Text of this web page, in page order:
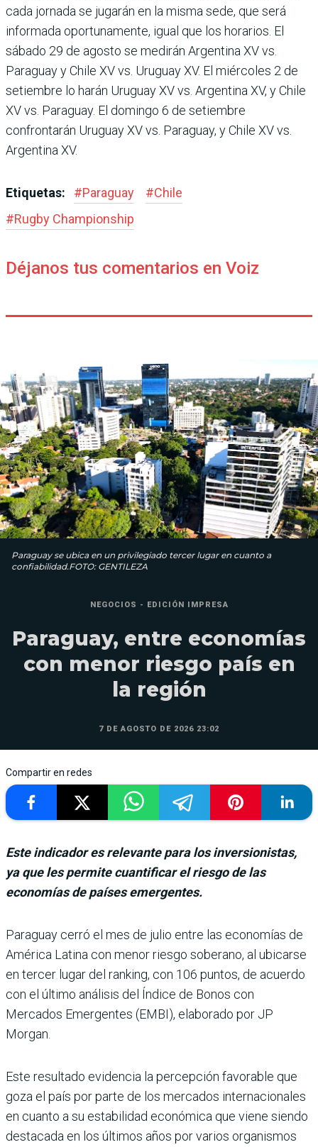
cada jornada se jugarán en la misma sede, que será
infor­mada oportunamente, igual que los horarios. El
sábado 29 de agosto se medirán Argen­tina XV vs.
Paraguay y Chile XV vs. Uruguay XV. El miér­coles 2 de
setiembre lo harán Uruguay XV vs. Argentina XV, y Chile
XV vs. Paraguay. El domingo 6 de setiembre
confrontarán Uruguay XV vs. Paraguay, y Chile XV vs.
Argentina XV.
Etiquetas: #Paraguay #Chile
#Rugby Champions­hip
Déjanos tus comentarios en Voiz
Paraguay se ubica en un privilegiado tercer lugar en cuanto a
confiabilidad.FOTO: GENTILEZA
NEGOCIOS - EDICIÓN IMPRESA
Paraguay, entre economías
con menor riesgo país en
la región
7 DE AGOSTO DE 2026 23:02
Compartir en redes
Este indicador es relevante para los inversionistas,
ya que les permite cuantificar el riesgo de las
economías de países emergentes.
Paraguay cerró el mes de julio entre las eco­nomías de
América Latina con menor riesgo soberano, al ubicarse
en ter­cer lugar del ranking, con 106 puntos, de acuerdo
con el último análisis del Índice de Bonos con
Mercados Emer­gentes (EMBI), elaborado por JP
Morgan.
Este resultado evidencia la percepción favorable que
goza el país por parte de los mercados internacionales
en cuanto a su estabilidad económica que viene siendo
destacada en los últimos años por varios organismos